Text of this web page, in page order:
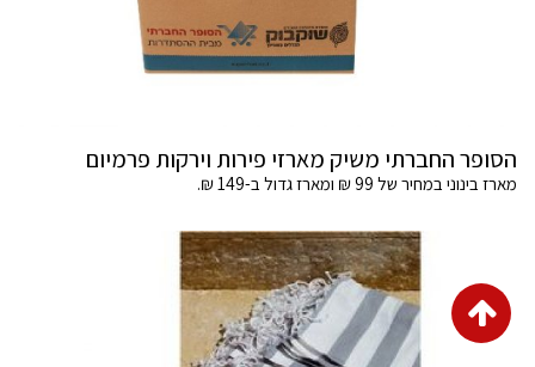
הסופר החברתי משיק מארזי פירות וירקות פרמיום
מארז בינוני במחיר של 99 ₪ ומארז גדול ב-149 ₪.
גלילה
לראש